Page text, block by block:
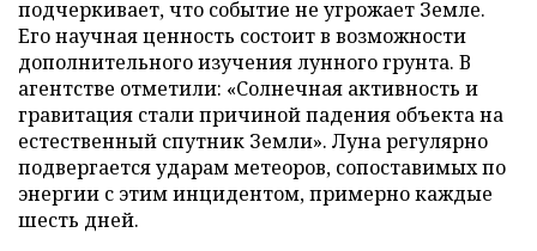
подчеркивает, что событие не угрожает Земле.
Его научная ценность состоит в возможности
дополнительного изучения лунного грунта. В
агентстве отметили: «Солнечная активность и
гравитация стали причиной падения объекта на
естественный спутник Земли». Луна регулярно
подвергается ударам метеоров, сопоставимых по
энергии с этим инцидентом, примерно каждые
шесть дней.